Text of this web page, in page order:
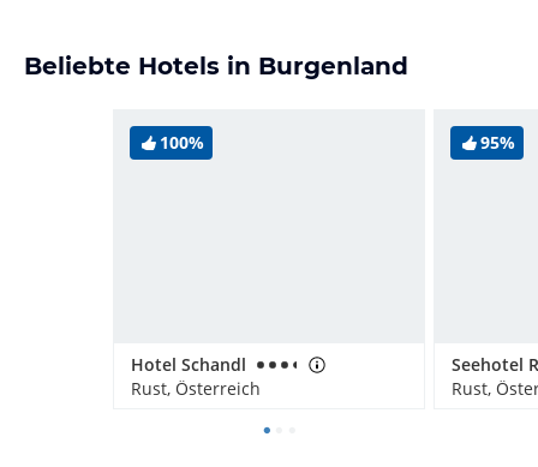
Beliebte Hotels in Burgenland
100%
Hotel Schandl
Rust, Österreich
95%
Seehotel
Rust,